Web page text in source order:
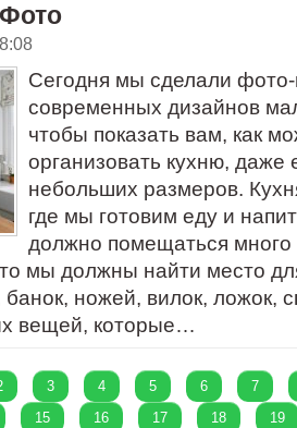
Сегодня мы сделали
современных дизайнов
чтобы показать вам, как
организовать кухню, даже
небольших размеров.
где мы готовим еду и
должно помещаться много
мы должны найти место
банок, ножей, вилок, ложок,
вещей, которые…
3 4 5 6
7
15 16 17 18
19